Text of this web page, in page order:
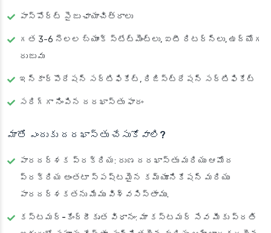
పాస్‌పోర్ట్ సైజు ఛాయాచిత్రాలు
గత 3-6 నెలల బ్యాంక్ స్టేట్‌మెంట్‌లు, ఐటీ రిటర్న్‌లు, ఉద్యోగ
రుజువు
ఇన్కార్పొరేషన్ సర్టిఫికేట్, రిజిస్ట్రేషన్ సర్టిఫికేట్
సరిగ్గా నింపిన దరఖాస్తు ఫారం
మాతో ఎందుకు దరఖాస్తు చేసుకోవాలి?
పారదర్శక ప్రక్రియ: రుణ దరఖాస్తు మరియు ఆమోద
ప్రక్రియ అంతటా స్పష్టమైన కమ్యూనికేషన్ మరియు
పారదర్శకతను మేము విశ్వసిస్తాము.
కస్టమర్-కేంద్రీకృత విధానం: మా కస్టమర్ సేవ మీకు ప్రతి